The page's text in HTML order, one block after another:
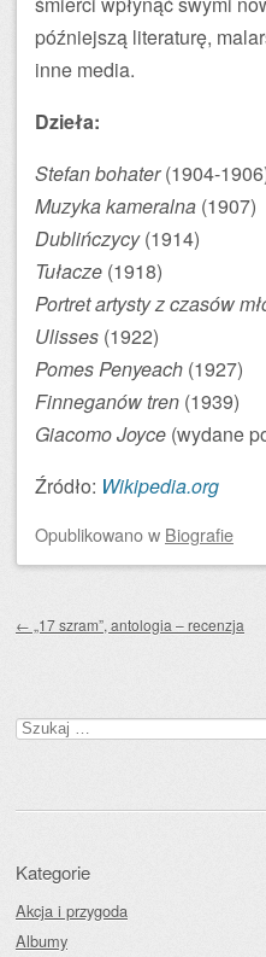
późniejszą literaturę,
inne media.
Dzieła:
Stefan bohater(1904-
Muzyka kameralna (1907)
Dublińczycy(1914)
Tułacze (1918)
Portret artysty z czasów
Ulisses (1922)
Pomes Penyeach (1927)
Finneganów tren (1939)
Giacomo Joyce (wydane
Źródło: Wikipedia.org
Opublikowanow Biografie
← „17 szram”, antologia – recenzja
Szukaj:
Kategorie
Akcja i przygoda
Albumy